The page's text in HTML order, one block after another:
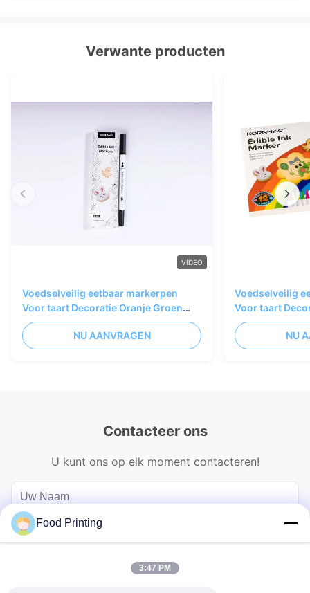
Verwante producten
VIDEO
Voedselveilig eetbaar markerpen
Voor taart Decoratie Oranje Groen
Blauw
NU AANVRAGEN
Voedselveilig
Voor taart
Blauw
NU
Contacteer ons
U kunt ons op elk moment contacteren!
Food Printing
3:47 PM